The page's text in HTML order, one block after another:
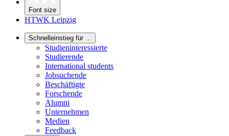
Font size
HTWK Leipzig
Schnelleinstieg für ...
Studieninteressierte
Studierende
International students
Jobsuchende
Beschäftigte
Forschende
Alumni
Unternehmen
Medien
Feedback